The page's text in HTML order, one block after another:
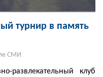
турнир в память
СМИ
развлекательный клуб